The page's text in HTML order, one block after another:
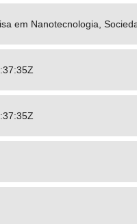
em Nanotecnologia,